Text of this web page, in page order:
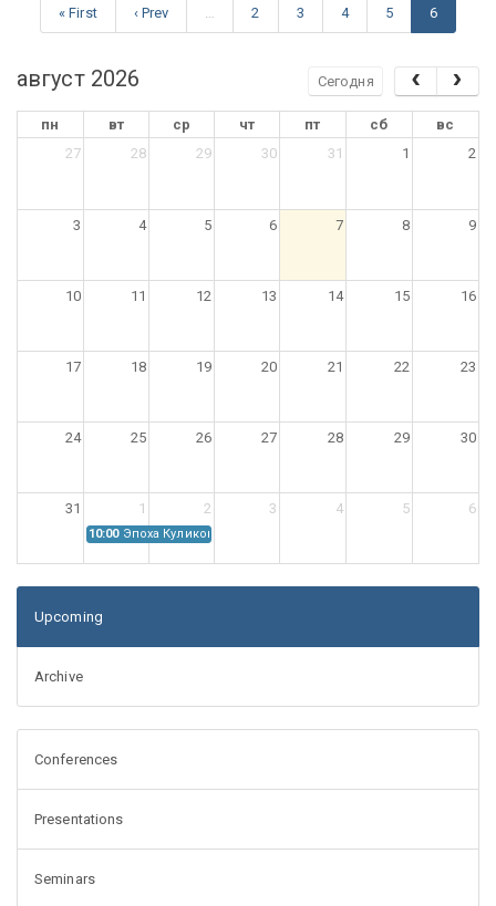
« First ‹ Prev 2 3 4 5 6
август 2026 Сегодня
пн вт ср чт пт сб
вс
27
28 29 30 31 1 2
3 4 5 6 7 8 9
10 11 12 13 14 15 16
17 18 19 20 21 22 23
24 25 26 27 28 29 30
31 1 2 3 4 5 6
10:00 Эпоха Куликовской битвы: Проблемы источниковедения
Upcoming
Archive
Conferences
Presentations
Seminars